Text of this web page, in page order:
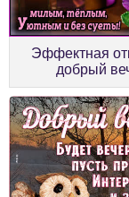
Эффектная
добрый